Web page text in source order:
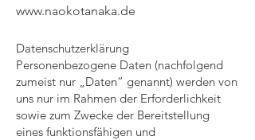
www.naokotanaka.de
Datenschutzerklärung
Personenbezogene Daten (nachfolgend
zumeist nur „Daten“ genannt) werden von
uns nur im Rahmen der Erforderlichkeit
sowie zum Zwecke der Bereitstellung
eines funktionsfähigen und